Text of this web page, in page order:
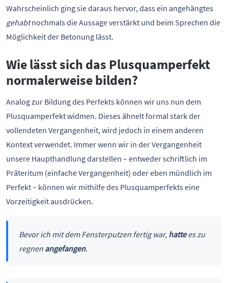
Wahrscheinlich ging sie daraus hervor, dass ein angehängtes
gehabtnochmals die Aussage verstärkt und beim Sprechen die
Möglichkeit der Betonung lässt.
Wie lässt sich das Plusquamperfekt
normalerweise bilden?
Analog zur Bildung des Perfekts können wir uns nun dem
Plusquamperfekt widmen. Dieses ähnelt formal stark der
vollendeten Vergangenheit, wird jedoch in einem anderen
Kontext verwendet. Immer wenn wir in der Vergangenheit
unsere Haupthandlung darstellen – entweder schriftlich im
Präteritum (einfache Vergangenheit) oder eben mündlich im
Perfekt – können wir mithilfe des Plusquamperfekts eine
Vorzeitigkeit ausdrücken.
Bevor ich mit dem Fensterputzen fertig war, hattees zu
regnen angefangen.